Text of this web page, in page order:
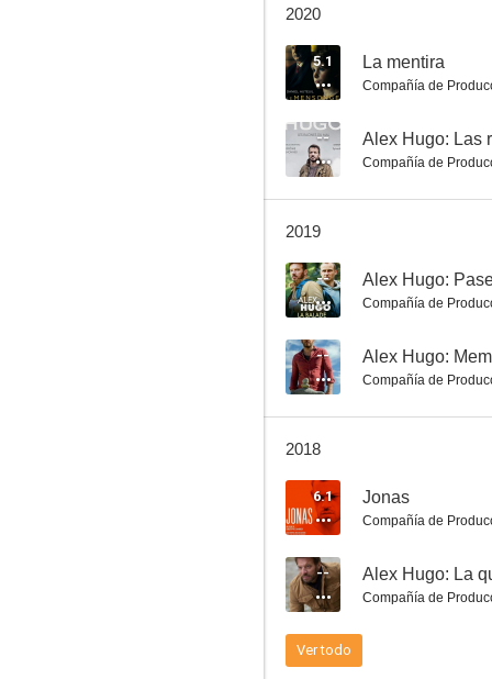
Une Mort Sans Importance
--
Perfume de sangre
2020
5.1 La mentira
Compañía de
-- Alex Hugo: Las
Compañía de
2019
-- Alex Hugo:
Compañía de
-- Alex Hugo:
Compañía de
2018
6.1 Jonas
Compañía de
-- Alex Hugo: La
Compañía de
Ver todo